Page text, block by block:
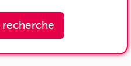
recherche